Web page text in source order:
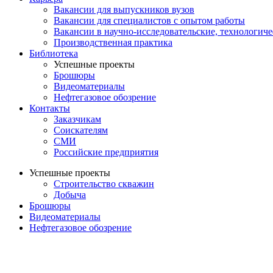
Вакансии для выпускников вузов
Вакансии для специалистов с опытом работы
Вакансии в научно-исследовательские,
Производственная практика
Библиотека
Успешные проекты
Брошюры
Видеоматериалы
Нефтегазовое обозрение
Контакты
Заказчикам
Соискателям
СМИ
Российские предприятия
Успешные проекты
Строительство скважин
Добыча
Брошюры
Видеоматериалы
Нефтегазовое обозрение